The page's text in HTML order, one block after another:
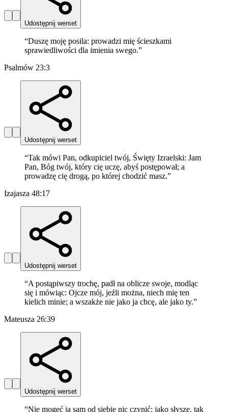
Udostępnij werset
“Duszę moję posila: prowadzi mię ścieszkami
sprawiedliwości dla imienia swego.”
Psalmów 23:3
Udostępnij werset
“Tak mówi Pan, odkupiciel twój, Święty Izraelski: Jam
Pan, Bóg twój, który cię uczę, abyś postępował; a
prowadzę cię drogą, po której chodzić masz.”
Izajasza 48:17
Udostępnij werset
“A postąpiwszy trochę, padł na oblicze swoje, modląc
się i mówiąc: Ojcze mój, jeźli można, niech mię ten
kielich minie; a wszakże nie jako ja chcę, ale jako ty.”
Mateusza 26:39
Udostępnij werset
“Nie mogęć ja sam od siebie nic czynić; jako słyszę, tak